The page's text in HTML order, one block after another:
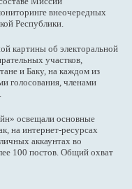
внеочередных
Республики.
картины об электоральной
участков,
и Баку, на каждом из
голосования, членами
освещали основные
на интернет-ресурсах
аккаунтах во
100 постов. Общий охват